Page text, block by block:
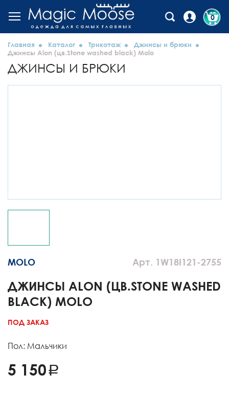
0
Главная Каталог Трикотаж
Джинсы и брюки
Джинсы Alon (цв.Stone washed black) Molo
ДЖИНСЫ И БРЮКИ
Арт. 1W18I121-2755
MOLO
ДЖИНСЫ ALON (ЦВ.STONE WASHED
BLACK) MOLO
ПОД ЗАКАЗ
Пол: Мальчики
5 150